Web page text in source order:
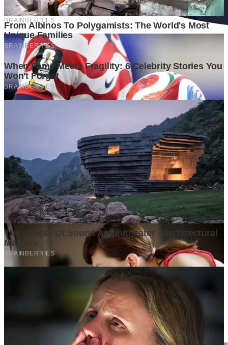
Ditulis oleh Kontributor
Penyuka detail yang percaya bahwa setiap tulisan punya nyawa.
Bertugas merangkai ide menjadi cerita yang mengalir, memastikan
setiap titik dan koma berada di tempat yang tepat untuk kenyamanan
membacamu
Komentar (
Belum ada komentar. Jadilah yang pertama!
Baca Juga